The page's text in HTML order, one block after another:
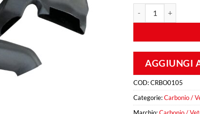
AGGIUNGI
COD:CRBO0105
Categorie:Carbonio /
Marchio:Carbonio /